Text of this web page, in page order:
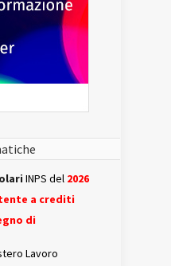
INPS del 2026
a crediti
di
Lavoro